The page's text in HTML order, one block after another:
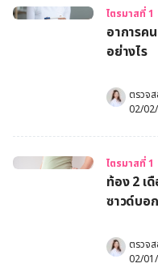
ไตรมาสที่ 1
อาการค
อย่างไร
ตรวจ
02/
ไตรมาสที่ 1
ท้อง 2 เ
ซาวด์บอ
ตรวจ
02/